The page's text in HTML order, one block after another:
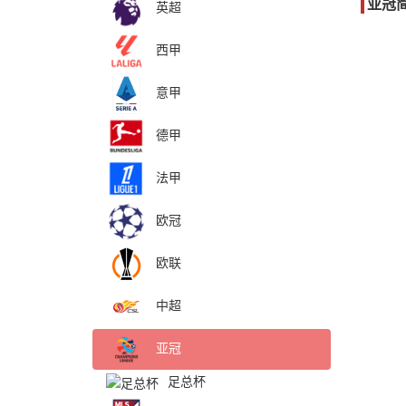
英超
西甲
意甲
德甲
法甲
欧冠
欧联
中超
亚冠
足总杯